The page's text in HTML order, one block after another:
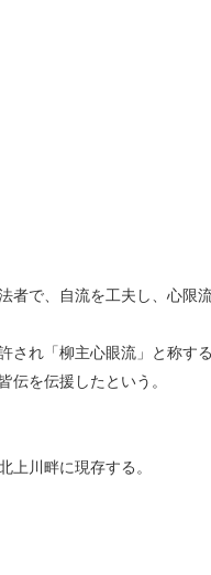
者で、自流を工夫し、心限
れ「柳主心眼流」と称す
伝を伝援したという。
上川畔に現存する。